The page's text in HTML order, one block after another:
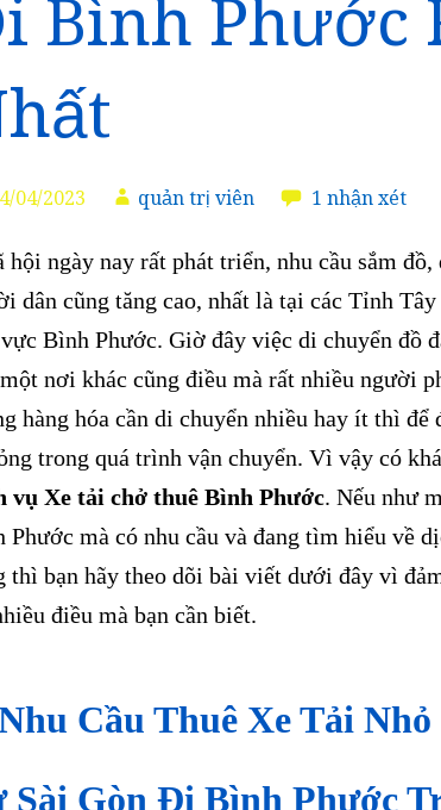
Bình Phước
04/2023 quản trị viên 1 nhận xét
hội ngày nay rất phát triển, nhu cầu sắm đồ,
dân cũng tăng cao, nhất là tại các Tỉnh
Bình Phước. Giờ đây việc di chuyển đồ
nơi khác cũng điều mà rất nhiều người
hàng hóa cần di chuyển nhiều hay ít thì để
trong quá trình vận chuyển. Vì vậy có
vụ Xe tải chở thuê Bình Phước. Nếu như
Phước mà có nhu cầu và đang tìm hiểu về
thì bạn hãy theo dõi bài viết dưới đây vì
điều mà bạn cần biết.
Cầu Thuê Xe Tải
Sài Gòn Đi Bình Phước